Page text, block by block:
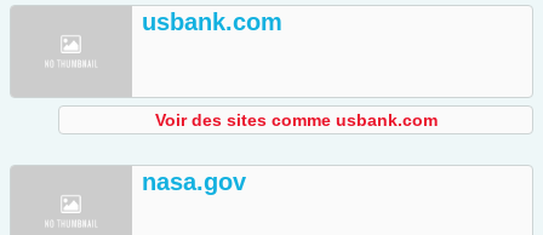
usbank.com
Voir des sites comme usbank.com
nasa.gov